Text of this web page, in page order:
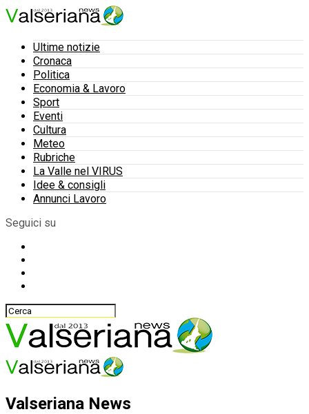
Ultime notizie
Cronaca
Politica
Economia & Lavoro
Sport
Eventi
Cultura
Meteo
Rubriche
La Valle nel VIRUS
Idee & consigli
Annunci Lavoro
Seguici su
Valseriana News